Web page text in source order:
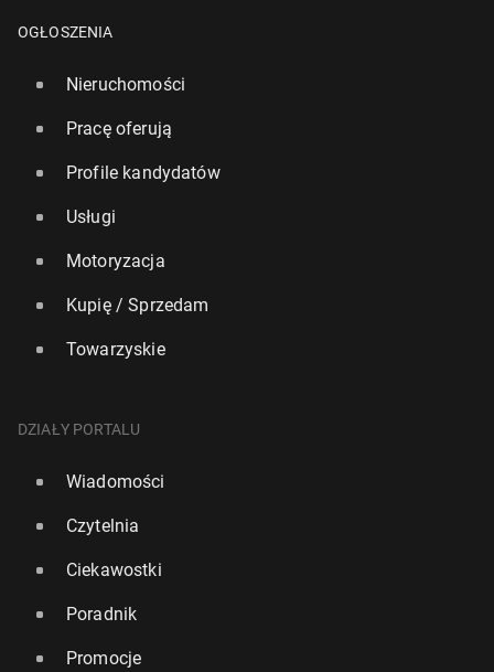
OGŁOSZENIA
Nieruchomości
Pracę oferują
Profile kandydatów
Usługi
Motoryzacja
Kupię / Sprzedam
Towarzyskie
DZIAŁY PORTALU
Wiadomości
Czytelnia
Ciekawostki
Poradnik
Promocje